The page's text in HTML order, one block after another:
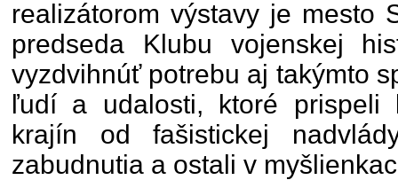
realizátorom výstavy je mesto
predseda Klubu vojenskej
vyzdvihnúť potrebu aj takýmto
ľudí a udalosti, ktoré prispeli
krajín od fašistickej
zabudnutia a ostali v